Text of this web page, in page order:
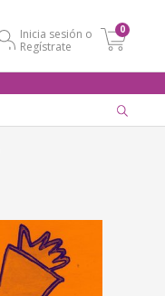
Inicia sesión o
Regístrate
0